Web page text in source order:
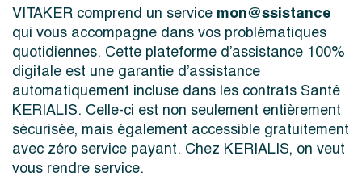
VITAKER comprend un service mon@ssistance
qui vous accompagne dans vos problématiques
quotidiennes. Cette plateforme d’assistance 100%
digitale est une garantie d’assistance
automatiquement incluse dans les contrats Santé
KERIALIS. Celle-ci est non seulement entièrement
sécurisée, mais également accessible gratuitement
avec zéro service payant. Chez KERIALIS, on veut
vous rendre service.